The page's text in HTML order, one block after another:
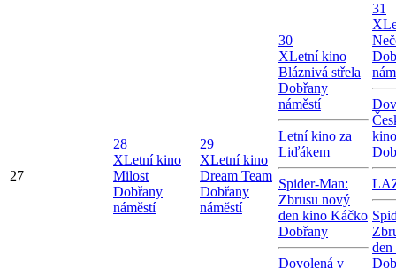
27
28
XLetní kino
Milost
Dobřany
náměstí
29
XLetní kino
Dream Team
Dobřany
náměstí
30
XLetní kino
Bláznivá střela
Dobřany
náměstí
Letní kino za
Liďákem
Spider-Man:
Zbrusu nový
den kino Káčko
Dobřany
Dovolená v
31
X